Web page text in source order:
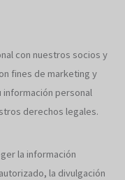
con nuestros socios y
fines de marketing y
información personal
derechos legales.
la información
la divulgación